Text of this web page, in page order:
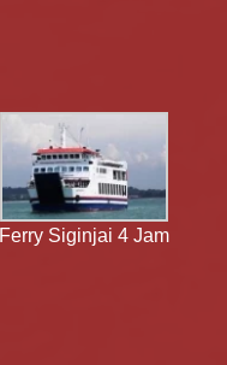
Ferry Siginjai 4 Jam